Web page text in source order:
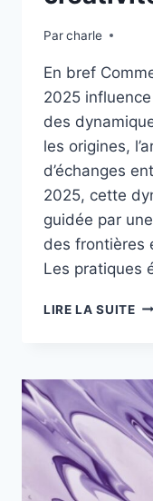
Parcharle
En bref
2025
des
les origines,
d’échanges
2025, cette
guidée par
des frontières
Les pratiques
LIRE LA SUITE
LA
EN